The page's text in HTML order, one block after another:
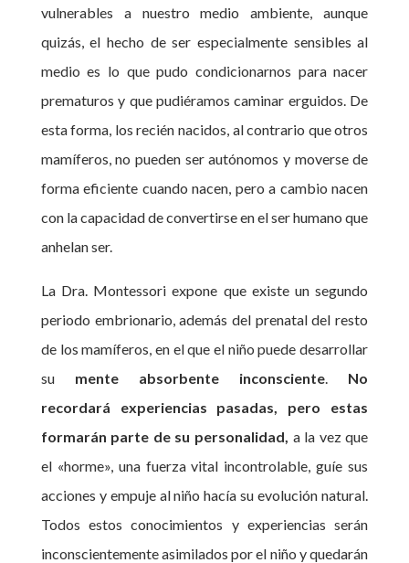
vulnerables a nuestro medio ambiente, aunque
quizás, el hecho de ser especialmente sensibles al
medio es lo que pudo condicionarnos para nacer
prematuros y que pudiéramos caminar erguidos. De
esta forma, los recién nacidos, al contrario que otros
mamíferos, no pueden ser autónomos y moverse de
forma eficiente cuando nacen, pero a cambio nacen
con la capacidad de convertirse en el ser humano que
anhelan ser.
La Dra. Montessori expone que existe un segundo
periodo embrionario, además del prenatal del resto
de los mamíferos, en el que el niño puede desarrollar
su mente absorbente inconsciente
No
recordará experiencias pasadas, pero estas
formarán parte de su personalidad, a la vez que
el «horme», una fuerza vital incontrolable, guíe sus
acciones y empuje al niño hacía su evolución natural.
Todos estos conocimientos y experiencias serán
inconscientemente asimilados por el niño y quedarán